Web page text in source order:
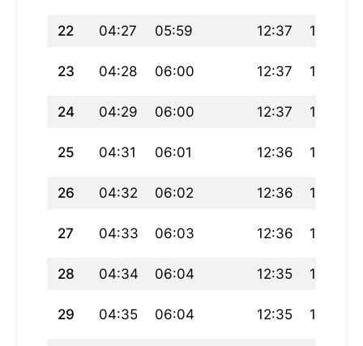
22 04:27 05:59 12:37 16:19
23 04:28 06:00 12:37 16:18
24 04:29 06:00 12:37 16:18
25 04:31 06:01 12:36 16:17
26 04:32 06:02 12:36 16:16
27 04:33 06:03 12:36 16:16
28 04:34 06:04 12:35 16:15
29 04:35 06:04 12:35 16:14